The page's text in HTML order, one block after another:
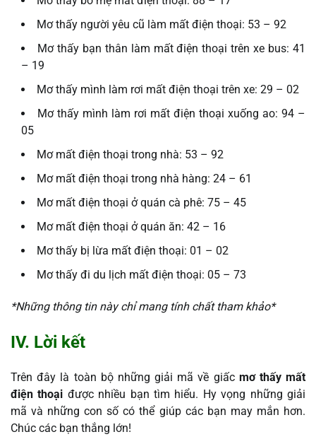
Mơ thấy người yêu cũ làm mất điện thoại: 53 – 92
Mơ thấy bạn thân làm mất điện thoại trên xe bus: 41
– 19
Mơ thấy mình làm rơi mất điện thoại trên xe: 29 – 02
Mơ thấy mình làm rơi mất điện thoại xuống ao: 94 –
05
Mơ mất điện thoại trong nhà: 53 – 92
Mơ mất điện thoại trong nhà hàng: 24 – 61
Mơ mất điện thoại ở quán cà phê: 75 – 45
Mơ mất điện thoại ở quán ăn: 42 – 16
Mơ thấy bị lừa mất điện thoại: 01 – 02
Mơ thấy đi du lịch mất điện thoại: 05 – 73
*Những thông tin này chỉ mang tính chất tham khảo*
IV. Lời kết
Trên đây là toàn bộ những giải mã về giấc mơ thấy mất
điện thoại được nhiều bạn tìm hiểu. Hy vọng những giải
mã và những con số có thể giúp các bạn may mắn hơn.
Chúc các bạn thắng lớn!